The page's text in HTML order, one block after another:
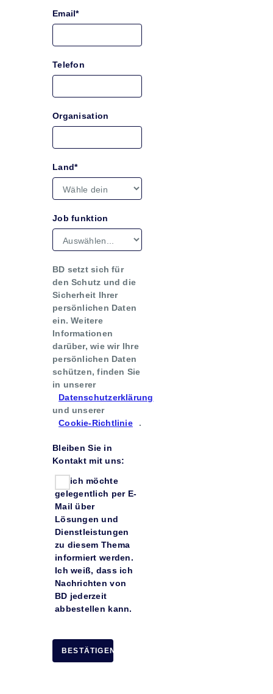
Email*
Telefon
Organisation
Land*
Job funktion
BD setzt sich für
den Schutz und die
Sicherheit Ihrer
persönlichen Daten
ein. Weitere
Informationen
darüber, wie wir Ihre
persönlichen Daten
schützen, finden Sie
in unserer
Datenschutzerklärung
und unserer
Cookie-Richtlinie
.
Bleiben Sie in
Kontakt mit uns:
Ja, ich möchte
gelegentlich per E-
Mail über
Lösungen und
Dienstleistungen
zu diesem Thema
informiert werden.
Ich weiß, dass ich
Nachrichten von
BD jederzeit
abbestellen kann.
BESTÄTIGEN